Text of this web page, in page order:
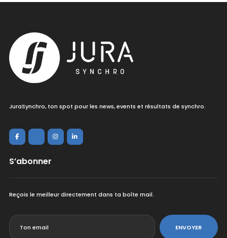
JuraSynchro, ton spot pour les news, events et résultats de synchro.
S’abonner
Reçois le meilleur directement dans ta boîte mail.
ENVOYER